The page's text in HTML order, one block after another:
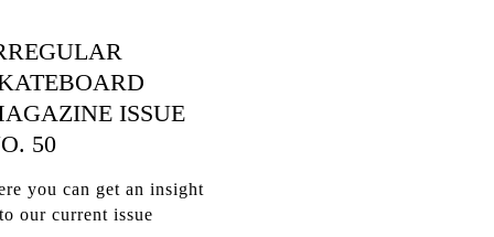
ISSUE
50
you can get an insight
our current issue